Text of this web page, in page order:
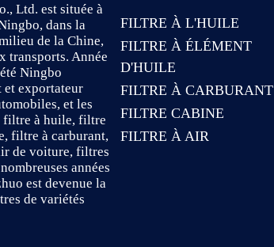
Ltd. est située à
dans la
de la Chine,
transports. Année
Ningbo
et exportateur
et les
filtre à huile, filtre
filtre à carburant,
de voiture, filtres
années
est devenue la
de variétés
FILTRE À L'HUILE
FILTRE À ÉLÉMENT
D'HUILE
FILTRE À CARBURANT
FILTRE CABINE
FILTRE À AIR